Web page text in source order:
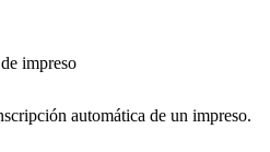
impreso
automática de un impreso.